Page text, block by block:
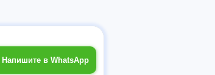
Напишите в WhatsApp